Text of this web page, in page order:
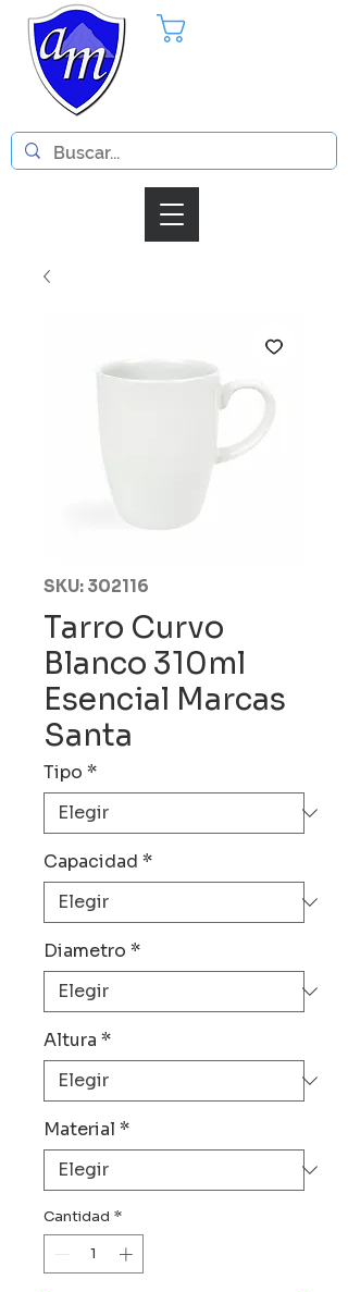
SKU: 302116
Tarro Curvo
Blanco 310ml
Esencial Marcas
Santa
Tipo *
Capacidad *
Diametro *
Altura *
Material *
Cantidad *